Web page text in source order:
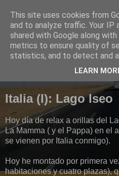
Porquesí
Porque a veces no hace falta
lunes, 23 de mayo de 2011
Italia (I): Lago Iseo
Hoy día de relax a orillas del
La Mamma ( y el Pappa) en el
se vienen por Italia conmigo).
Hoy he montado por primera
habitaciones y cuatro plazas),
This site uses cookies from
and to analyze traffic. Your IP
shared with Google along
metrics to ensure quality of
statistics, and to detect and
LEARN